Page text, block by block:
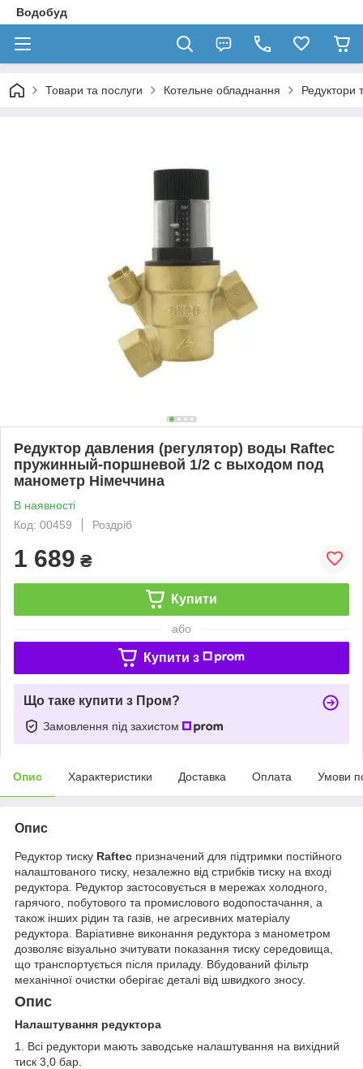
Водобуд
Товари та послуги Котельне обладнання Редуктори
Редуктор давления (регулятор) воды Raftec
пружинный-поршневой 1/2 с выходом под
манометр Німеччина
В наявності
Код: 00459
Роздріб
1 689 ₴
Купити
або
Купити з
Що таке купити з Пром?
Замовлення під захистом
Опис Характеристики Доставка Оплата Умови
Опис
Редуктор тиску Raftec призначений для підтримки постійного
налаштованого тиску, незалежно від стрибків тиску на вході
редуктора. Редуктор застосовується в мережах холодного,
гарячого, побутового та промислового водопостачання, а
також інших рідин та газів, не агресивних матеріалу
редуктора. Варіативне виконання редуктора з манометром
дозволяє візуально зчитувати показання тиску середовища,
що транспортується після приладу. Вбудований фільтр
механічної очистки оберігає деталі від швидкого зносу.
Опис
Налаштування редуктора
1. Всі редуктори мають заводське налаштування на вихідний
тиск 3,0 бар.